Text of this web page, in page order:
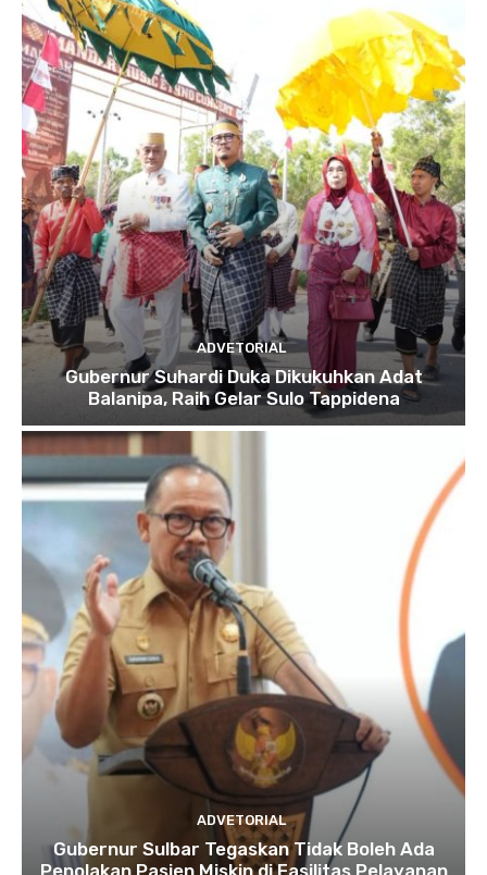
ADVETORIAL
Gubernur Suhardi Duka Dikukuhkan Adat
Balanipa, Raih Gelar Sulo Tappidena
ADVETORIAL
Gubernur Sulbar Tegaskan Tidak Boleh Ada
Penolakan Pasien Miskin di Fasilitas Pelayanan